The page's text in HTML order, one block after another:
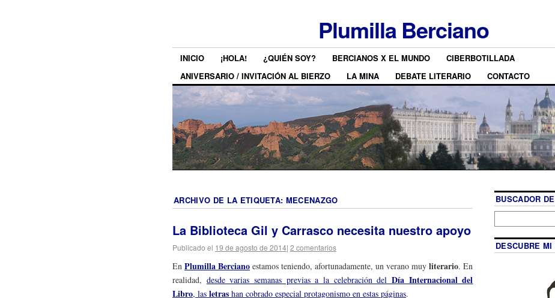
Plumilla Berciano
INICIO ¡HOLA! ¿QUIÉN SOY? BERCIANOS X EL MUNDO
CIBERBOTILLADA
ANIVERSARIO / INVITACIÓN AL BIERZO
LA MINA DEBATE LITERARIO CONTACTO
ARCHIVO DE LA ETIQUETA: MECENAZGO
La Biblioteca Gil y Carrasco necesita nuestro apoyo
Publicado el 19 de agosto de 2014| 2 comentarios
EnPlumilla Berciano estamos teniendo, afortunadamente, un verano muyliterario. En
realidad, desde varias semanas previas a la celebración delDía Internacional del
Libro, las letras han cobrado especial protagonismo en estas páginas.
BUSCADOR
DESCUBRE MI